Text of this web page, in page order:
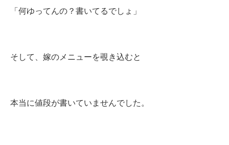
「何ゆってんの？書いてるでしょ」
そして、嫁のメニューを覗き込むと
本当に値段が書いていませんでした。